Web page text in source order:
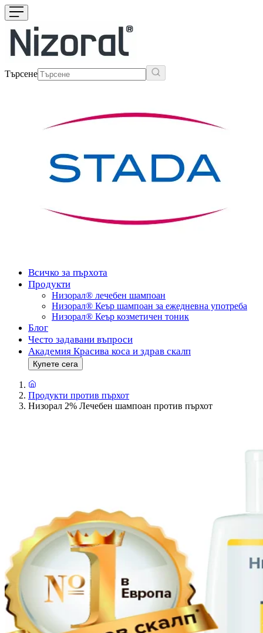
Търсене
Всичко за пърхота
Продукти
Низорал® лечебен шампоан
Низорал® Кеър шампоан за ежедневна употреба
Низорал® Кеър козметичен тоник
Блог
Често задавани въпроси
Академия Красива коса и здрав скалп
Купете сега
Продукти против пърхот
Низорал 2% Лечебен шампоан против пърхот